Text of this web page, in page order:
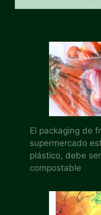
El packaging de
supermercado
plástico, debe
compostable